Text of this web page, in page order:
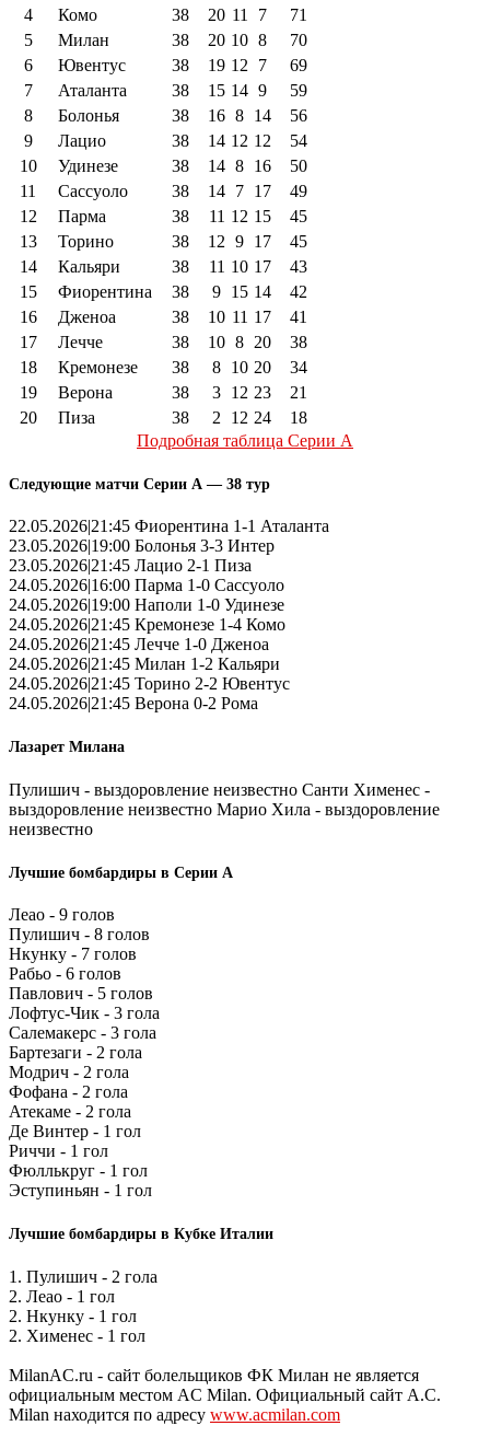
4
Комо 38 20 11 7
71
5
Милан 38 20 10 8
70
6
Ювентус 38 19 12 7
69
7
Аталанта 38 15 14 9
59
8
Болонья 38 16 8 14
56
9
Лацио 38 14 12 12
54
10
Удинезе 38 14 8 16
50
11
Сассуоло 38 14 7 17
49
12
Парма 38 11 12 15
45
13
Торино 38 12 9 17
45
14
Кальяри 38 11 10 17
43
15
Фиорентина 38 9 15 14
42
16
Дженоа 38 10 11 17
41
17
Лечче 38 10 8 20
38
18
Кремонезе 38 8 10 20
34
19
Верона 38 3 12 23
21
20
Пиза 38 2 12 24
18
Подробная таблица Серии А
Следующие матчи Серии А — 38 тур
22.05.2026|21:45 Фиорентина 1-1 Аталанта
23.05.2026|19:00 Болонья 3-3 Интер
23.05.2026|21:45 Лацио 2-1 Пиза
24.05.2026|16:00 Парма 1-0 Сассуоло
24.05.2026|19:00 Наполи 1-0 Удинезе
24.05.2026|21:45 Кремонезе 1-4 Комо
24.05.2026|21:45 Лечче 1-0 Дженоа
24.05.2026|21:45 Милан 1-2 Кальяри
24.05.2026|21:45 Торино 2-2 Ювентус
24.05.2026|21:45 Верона 0-2 Рома
Лазарет Милана
Пулишич - выздоровление неизвестно Санти Хименес -
выздоровление неизвестно Марио Хила - выздоровление
неизвестно
Лучшие бомбардиры в Серии А
Леао - 9 голов
Пулишич - 8 голов
Нкунку - 7 голов
Рабьо - 6 голов
Павлович - 5 голов
Лофтус-Чик - 3 гола
Салемакерс - 3 гола
Бартезаги - 2 гола
Модрич - 2 гола
Фофана - 2 гола
Атекаме - 2 гола
Де Винтер - 1 гол
Риччи - 1 гол
Фюллькруг - 1 гол
Эступиньян - 1 гол
Лучшие бомбардиры в Кубке Италии
1. Пулишич - 2 гола
2. Леао - 1 гол
2. Нкунку - 1 гол
2. Хименес - 1 гол
MilanAC.ru - сайт болельщиков ФК Милан не является
официальным местом AC Milan. Официальный сайт A.C.
Milan находится по адресу www.acmilan.com